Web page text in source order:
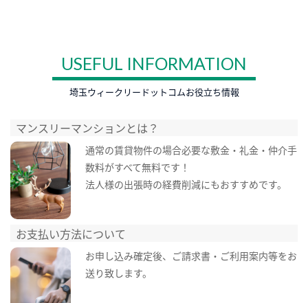
USEFUL INFORMATION
埼玉ウィークリードットコムお役立ち情報
マンスリーマンションとは？
通常の賃貸物件の場合必要な敷金・礼金・仲介手
数料がすべて無料です！
法人様の出張時の経費削減にもおすすめです。
お支払い方法について
お申し込み確定後、ご請求書・ご利用案内等をお
送り致します。